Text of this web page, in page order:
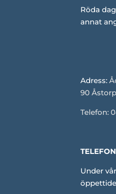
Röda
annat
Adress:
90 Åstorp
Telefon:
Under